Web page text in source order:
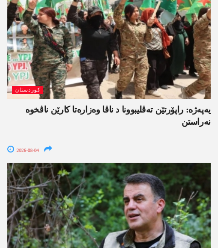
کوردستان
یەپەژە: راپۆرتێن تەڤلیبوونا د ناڤا وەزارەتا کارێن ناڤخوە
نەراستن
2026-08-04